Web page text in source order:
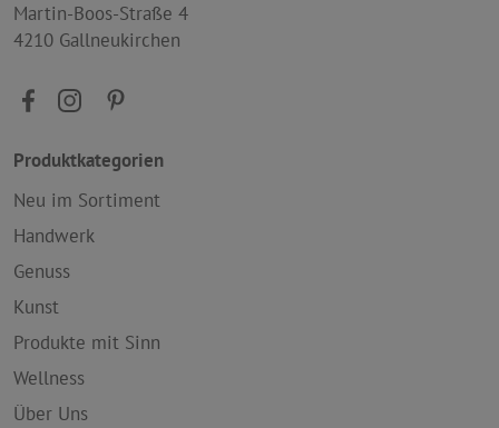
Martin-Boos-Straße 4
4210 Gallneukirchen
Produktkategorien
Neu im Sortiment
Handwerk
Genuss
Kunst
Produkte mit Sinn
Wellness
Über Uns